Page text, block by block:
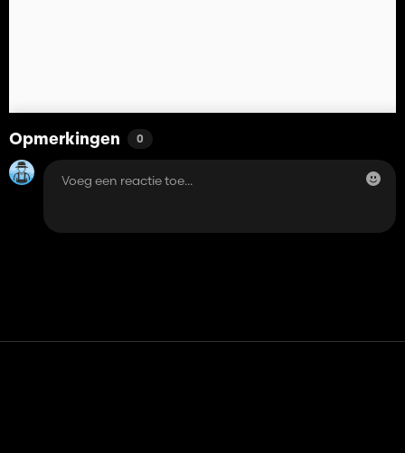
Opmerkingen 0